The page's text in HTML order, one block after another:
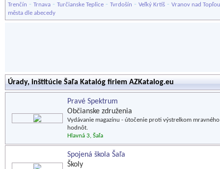
Trenčín - Trnava - Turčianske Teplice - Tvrdošín - Veľký Krtíš - Vranov nad Topľou
města dle abecedy
Úrady, inštitúcie Šaľa Katalóg firiem AZKatalog.eu
Pravé Spektrum
Občianske združenia
Vydávanie magazínu - útočenie proti výstrelkom
hodnôt.
Hlavná 3, Šaľa
Spojená škola Šaľa
Školy